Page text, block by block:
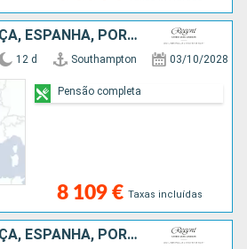
REINO UNIDO, FRANÇA, ESPANHA, PORTUGAL
12 d Southampton 03/10/2028
8 109 € Taxas incluídas
Pensão completa
REINO UNIDO, FRANÇA, ESPANHA, PORTUGAL